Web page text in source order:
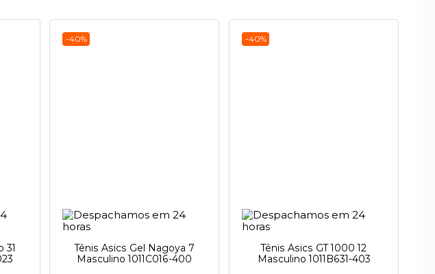
31
-40%
Tênis Asics Gel Nagoya 7
Masculino 1011C016-400
-40%
Tênis Asics GT 1000 12
Masculino 1011B631-403